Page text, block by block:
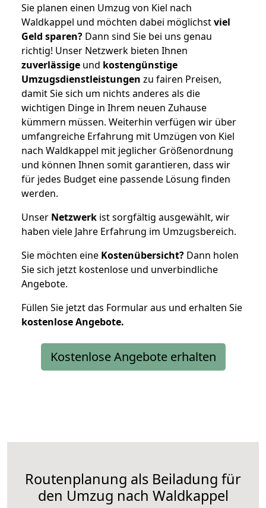
Sie planen einen Umzug von Kiel nach
Waldkappel und möchten dabei möglichstviel
Geld sparen? Dann sind Sie bei uns genau
richtig! Unser Netzwerk bieten Ihnen
zuverlässige und kostengünstige
Umzugsdienstleistungen zu fairen Preisen,
damit Sie sich um nichts anderes als die
wichtigen Dinge in Ihrem neuen Zuhause
kümmern müssen. Weiterhin verfügen wir über
umfangreiche Erfahrung mit Umzügen von Kiel
nach Waldkappel mit jeglicher Größenordnung
und können Ihnen somit garantieren, dass wir
für jedes Budget eine passende Lösung finden
werden.
Unser Netzwerk ist sorgfältig ausgewählt, wir
haben viele Jahre Erfahrung im Umzugsbereich.
Sie möchten eine Kostenübersicht? Dann holen
Sie sich jetzt kostenlose und unverbindliche
Angebote.
Füllen Sie jetzt das Formular aus und erhalten Sie
kostenloseAngebote.
Kostenlose Angebote erhalten
Routenplanung als Beiladung für
den Umzug nach Waldkappel